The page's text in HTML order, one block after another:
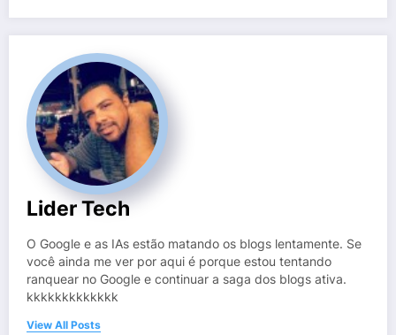
Lider Tech
O Google e as IAs estão matando os blogs lentamente. Se
você ainda me ver por aqui é porque estou tentando
ranquear no Google e continuar a saga dos blogs ativa.
kkkkkkkkkkkkk
View All Posts